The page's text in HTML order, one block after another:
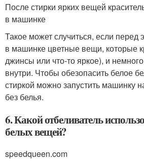
После стирки ярких вещей
в машинке
Такое может случиться, если перед
в машинке цветные вещи, которые
джинсы или что-то яркое), и
внутри. Чтобы обезопасить белое
стиркой можно запустить машинку
без белья.
6. Какой отбеливатель
белых вещей?
speedqueen.com